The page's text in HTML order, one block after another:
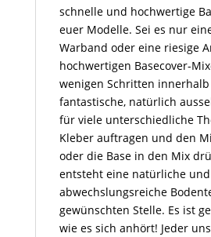
schnelle und hochwertige
euer Modelle. Sei es nur
Warband oder eine riesige
hochwertigen Basecover-
wenigen Schritten
fantastische, natürlich
für viele unterschiedliche
Kleber auftragen und den
oder die Base in den Mix
entsteht eine natürliche und
abwechslungsreiche
gewünschten Stelle. Es ist
wie es sich anhört! Jeder